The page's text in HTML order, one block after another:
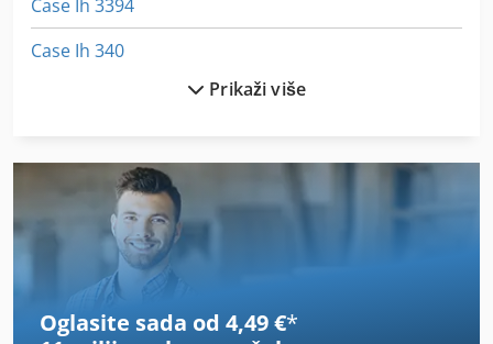
Case Ih 3394
Case Ih 340
Case Ih 4420
Case Ih 5130
Case Ih 633
Case Ih 7130
Prikaži više
Oglasite sada od 4,49 €*